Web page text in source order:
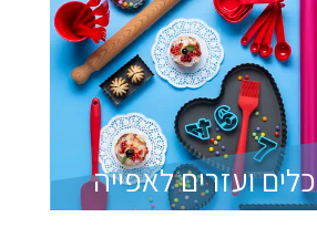
כלים ועזרים לאפייה